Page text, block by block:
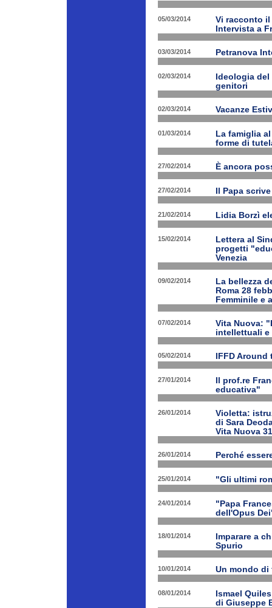
05/03/2014
Vi racconto il
Intervista a
03/03/2014 Petranova
02/03/2014
Ideologia
genitori
02/03/2014 Vacanze
01/03/2014
La famiglia
forme di
27/02/2014 È ancora
27/02/2014 Il Papa
21/02/2014 Lidia Borzì
15/02/2014
Lettera al
progetti
Venezia
09/02/2014
La bellezza
Roma 28
Femminile e
07/02/2014
Vita Nuova:
intellettuali e
05/02/2014 IFFD
27/01/2014
Il prof.re
educativa"
26/01/2014
Violetta:
di Sara
Vita Nuova
26/01/2014 Perché
25/01/2014 "Gli ultimi
24/01/2014
"Papa
dell'Opus
18/01/2014
Imparare a
Spurio
10/01/2014 Un mondo di
08/01/2014
Ismael
di Giuseppe